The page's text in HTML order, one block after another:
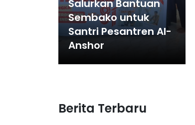
Salurkan Bantuan
Sembako untuk
Santri Pesantren Al-
Anshor
Berita Terbaru